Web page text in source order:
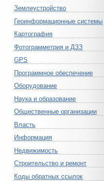
Землеустройство
Геоинформационные системы
Картография
Фотограмметрия и ДЗЗ
GPS
Программное обеспечение
Оборудование
Наука и образование
Общественные организации
Власть
Информация
Недвижимость
Строительство и ремонт
Коды обратных ссылок